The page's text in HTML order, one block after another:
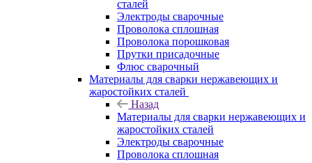
сталей
Электроды сварочные
Проволока сплошная
Проволока порошковая
Прутки присадочные
Флюс сварочный
Материалы для сварки нержавеющих и
жаростойких сталей
Назад
Материалы для сварки нержавеющих и
жаростойких сталей
Электроды сварочные
Проволока сплошная